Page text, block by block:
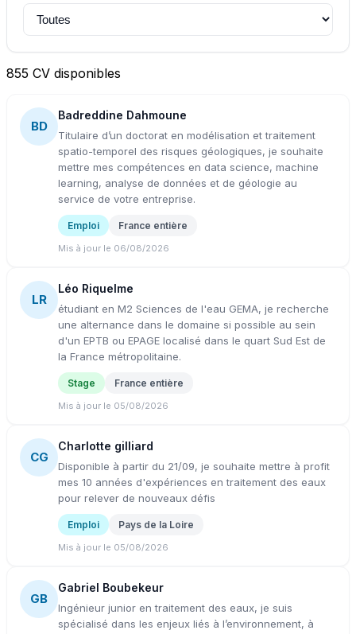
855 CV disponibles
BD
Badreddine Dahmoune
Titulaire d’un doctorat en modélisation et traitement
spatio-temporel des risques géologiques, je souhaite
mettre mes compétences en data science, machine
learning, analyse de données et de géologie au
service de votre entreprise.
Emploi France entière
Mis à jour le 06/08/2026
LR
Léo Riquelme
étudiant en M2 Sciences de l'eau GEMA, je recherche
une alternance dans le domaine si possible au sein
d'un EPTB ou EPAGE localisé dans le quart Sud Est de
la France métropolitaine.
Stage France entière
Mis à jour le 05/08/2026
CG
Charlotte gilliard
Disponible à partir du 21/09, je souhaite mettre à profit
mes 10 années d'expériences en traitement des eaux
pour relever de nouveaux défis
Emploi Pays de la Loire
Mis à jour le 05/08/2026
GB
Gabriel Boubekeur
Ingénieur junior en traitement des eaux, je suis
spécialisé dans les enjeux liés à l’environnement, à